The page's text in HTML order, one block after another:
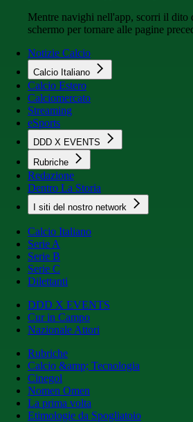
Mentre navighi nell'app, scorri il dito
schermo per tornare alle pagine
Notizie Calcio
Calcio Italiano
Calcio Estero
Calciomercato
Streaming
eSports
DDD X EVENTS
Rubriche
Redazione
Dentro La Storia
I siti del nostro network
Calcio Italiano
Serie A
Serie B
Serie C
Dilettanti
DDD X EVENTS
Cur in Campo
Nazionale Attori
Rubriche
Calcio &amp; Tecnologia
Cinegol
Nomen Omen
La prima volta
Etimologie da Spogliatoio